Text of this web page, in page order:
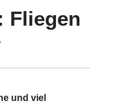
Fliegen
und viel